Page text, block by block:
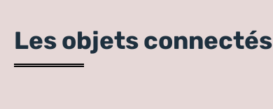
Les objets connectés